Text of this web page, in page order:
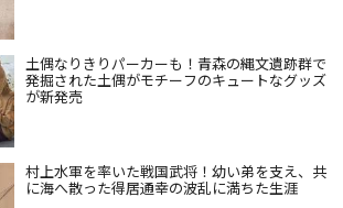
土偶なりきりパーカーも！青森の縄文遺跡群で
発掘された土偶がモチーフのキュートなグッズ
が新発売
村上水軍を率いた戦国武将！幼い弟を支え、共
に海へ散った得居通幸の波乱に満ちた生涯